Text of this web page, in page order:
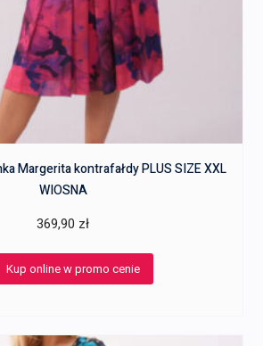
Margerita kontrafałdy PLUS SIZE XXL
WIOSNA
369,90 zł
Kup online w promo cenie